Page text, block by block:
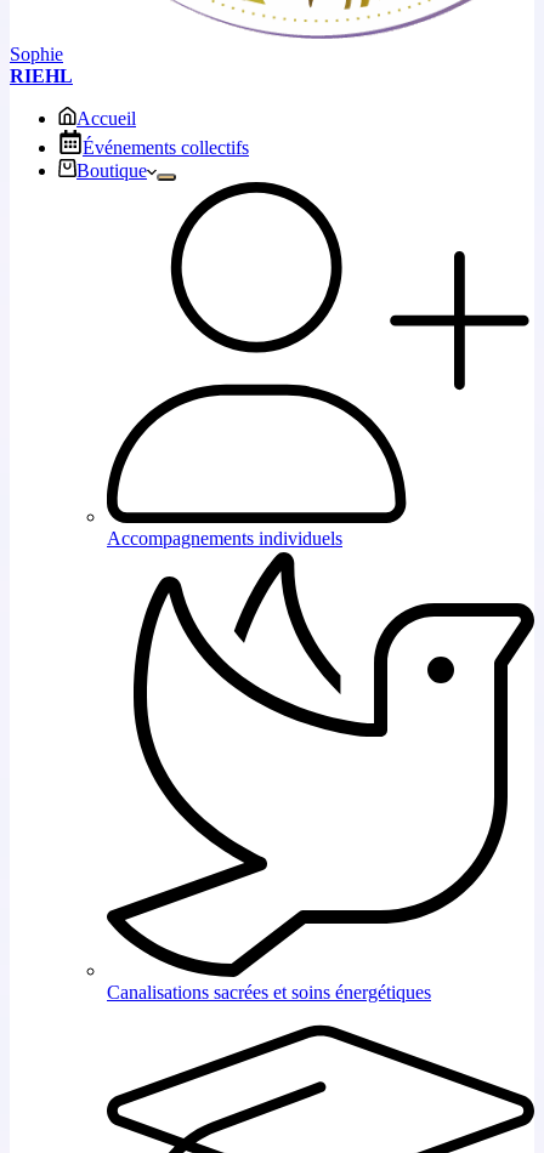
Sophie
RIEHL
Accueil
Événements collectifs
Boutique
Accompagnements individuels
Canalisations sacrées et soins énergétiques